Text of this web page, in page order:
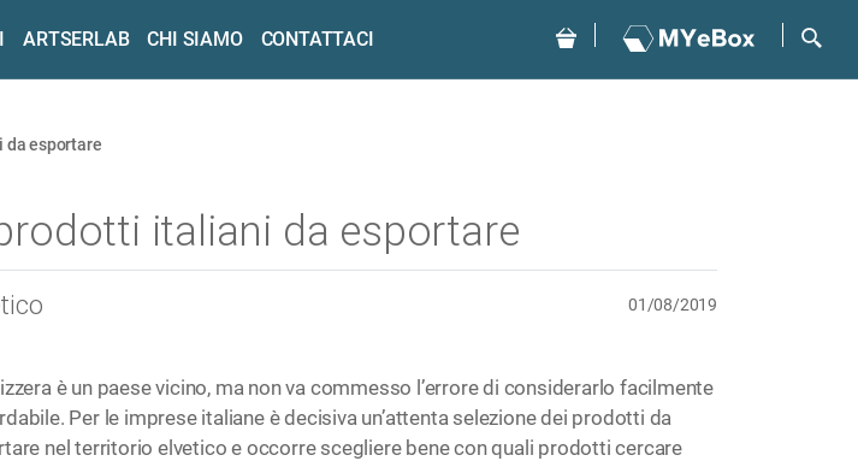
ARTSERLAB CHI SIAMO CONTATTACI
da esportare
italiani da esportare
01/08/2019
è un paese vicino, ma non va commesso l’errore di considerarlo facilmente
Per le imprese italiane è decisiva un’attenta selezione dei prodotti da
nel territorio elvetico e occorre scegliere bene con quali prodotti cercare